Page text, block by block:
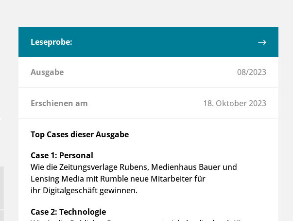
Leseprobe:
Ausgabe 08/2023
Erschienen am 18. Oktober 2023
Top Cases dieser Ausgabe
Case 1: Personal
Wie die Zeitungsverlage Rubens, Medienhaus Bauer und
Lensing Media mit Rumble neue Mitarbeiter für
ihr Digitalgeschäft gewinnen.
Case 2: Technologie